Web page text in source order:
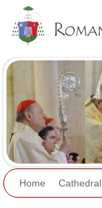
Home Cathedral